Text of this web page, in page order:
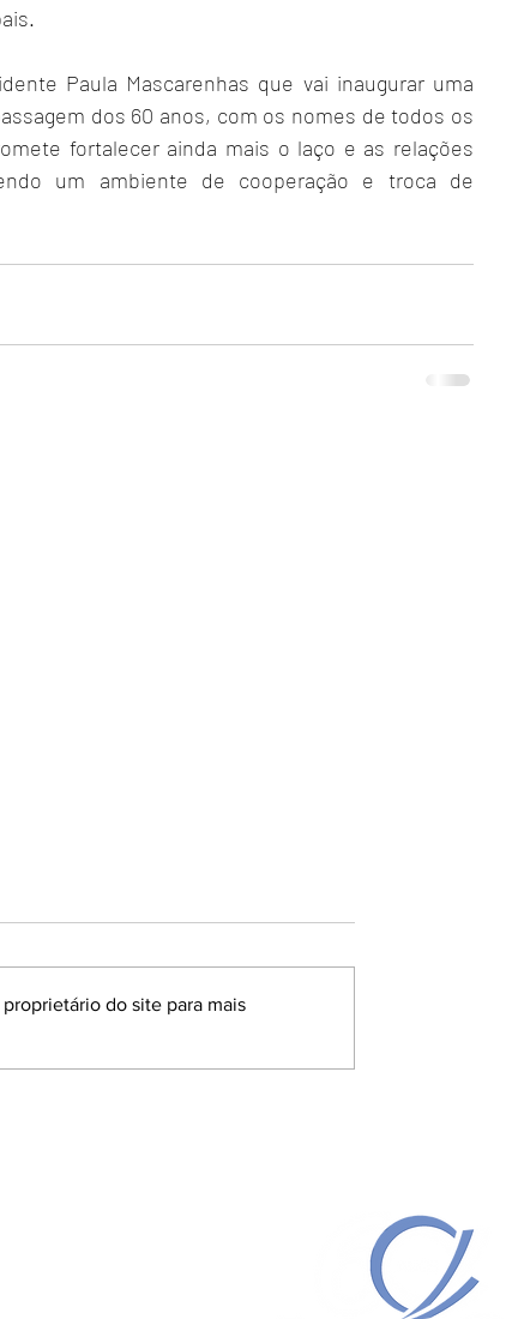
Paula Mascarenhas que vai inaugurar uma
dos 60 anos, com os nomes de todos os
fortalecer ainda mais o laço e as relações
um ambiente de cooperação e troca de
MOÇÃO
ANTT SINALIZA POSSÍVEL
do site para mais